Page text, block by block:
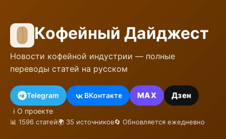
Кофейный Дайджест
Новости кофейной индустрии — полные
переводы статей на русском
Telegram ВКонтакте MAX Дзен
ℹ️ О проекте
📊 1596 статей🌍 35 источников🔄 Обновляется ежедневно